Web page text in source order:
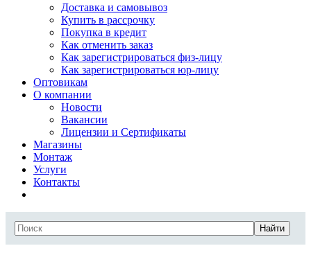
Доставка и самовывоз
Купить в рассрочку
Покупка в кредит
Как отменить заказ
Как зарегистрироваться физ-лицу
Как зарегистрироваться юр-лицу
Оптовикам
О компании
Новости
Вакансии
Лицензии и Сертификаты
Магазины
Монтаж
Услуги
Контакты
Найти